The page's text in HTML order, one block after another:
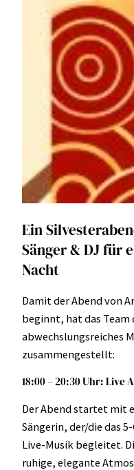
Ein
Sänger & DJ für
Nacht
Damit der Abend von
beginnt, hat das Team
abwechslungsreiches
zusammengestellt:
18:00 – 20:30 Uhr: Live
Der Abend startet mit
Sängerin, der/die das
Live-Musik begleitet.
ruhige, elegante